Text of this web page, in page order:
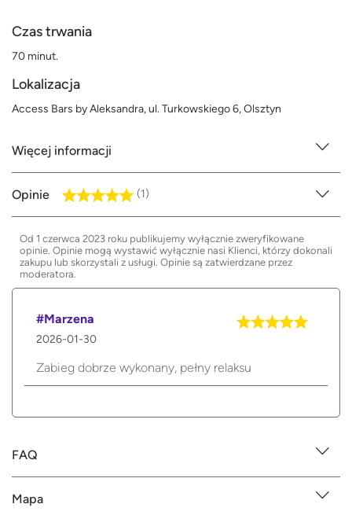
Czas trwania
70 minut.
Lokalizacja
Access Bars by Aleksandra, ul. Turkowskiego 6, Olsztyn
Więcej informacji
Opinie (1)
Od 1 czerwca 2023 roku publikujemy wyłącznie zweryfikowane
opinie. Opinie mogą wystawić wyłącznie nasi Klienci, którzy dokonali
zakupu lub skorzystali z usługi. Opinie są zatwierdzane przez
moderatora.
#Marzena
2026-01-30
Zabieg dobrze wykonany, pełny relaksu
FAQ
Mapa